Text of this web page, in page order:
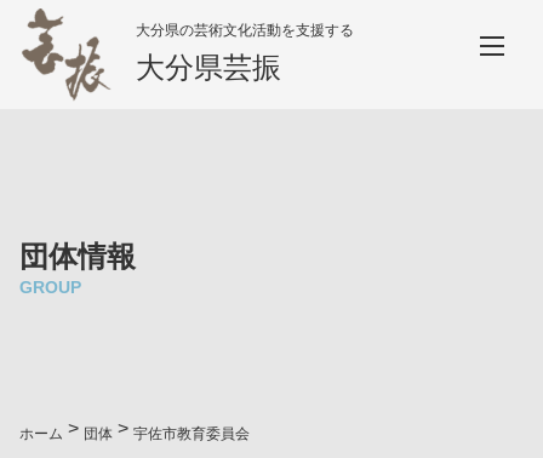
大分県の芸術文化活動を支援する
大分県芸振
団体情報
GROUP
ホーム > 団体 > 宇佐市教育委員会